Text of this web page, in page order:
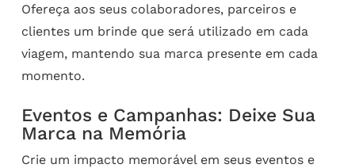
Ofereça aos seus colaboradores, parceiros e
clientes um brinde que será utilizado em cada
viagem, mantendo sua marca presente em cada
momento.
Eventos e Campanhas: Deixe Sua
Marca na Memória
Crie um impacto memorável em seus eventos e